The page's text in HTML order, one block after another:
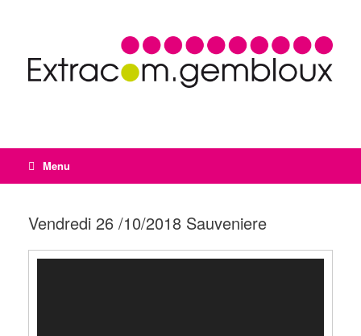
Menu
Vendredi 26 /10/2018 Sauveniere